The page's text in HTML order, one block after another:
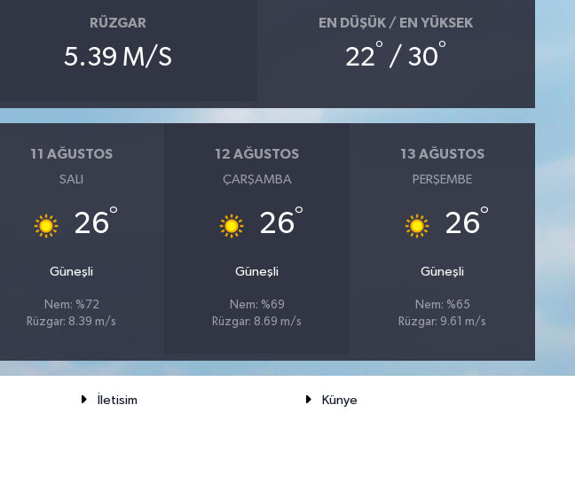
RÜZGAR
5.39 M/S
EN DÜŞÜK / EN YÜKSEK
22° / 30°
11 AĞUSTOS
SALI
26°
Güneşli
Nem: %72
Rüzgar: 8.39 m/s
12 AĞUSTOS
ÇARŞAMBA
26°
Güneşli
Nem: %69
Rüzgar: 8.69 m/s
13 AĞUSTOS
PERŞEMBE
26°
Güneşli
Nem: %65
Rüzgar: 9.61 m/s
İletisim Künye